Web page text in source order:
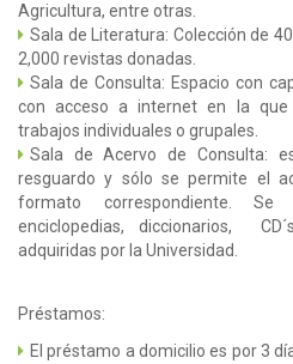
Agricultura, entre otras.
Sala de Literatura: Colección de
2,000 revistas donadas.
Sala de Consulta: Espacio con
con acceso a internet en la que
trabajos individuales o grupales.
Sala de Acervo de Consulta:
resguardo y sólo se permite el
formato correspondiente. Se
enciclopedias, diccionarios,
adquiridas por la Universidad.
Préstamos:
El préstamo a domicilio es por 3